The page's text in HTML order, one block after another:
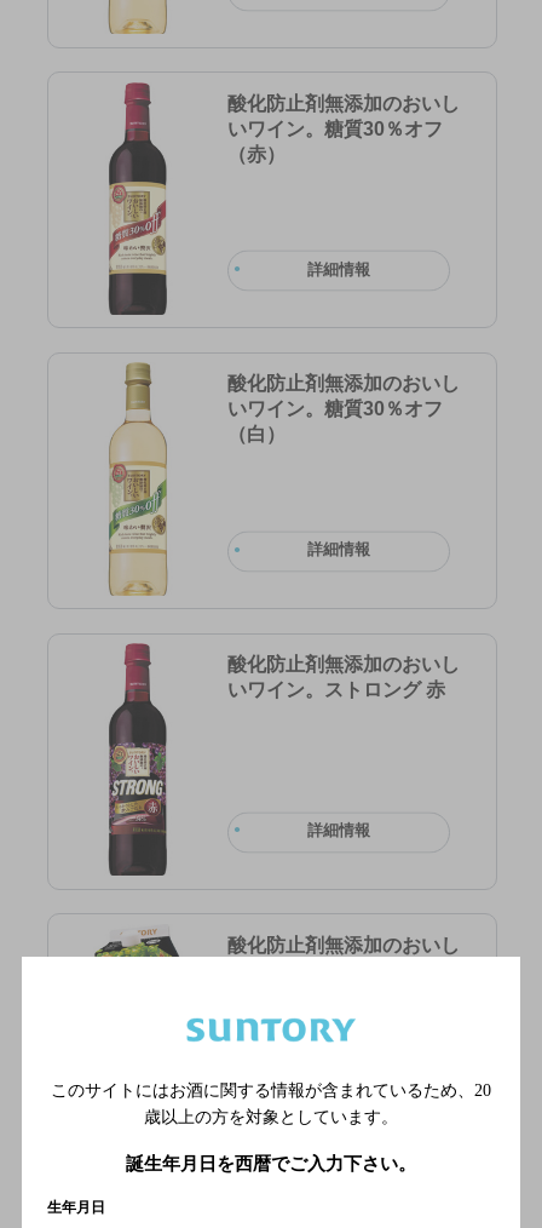
酸化防止剤無添加のおいし
いワイン。糖質30％オフ
（赤）
詳細情報
酸化防止剤無添加のおいし
いワイン。糖質30％オフ
（白）
詳細情報
酸化防止剤無添加のおいし
いワイン。ストロング 赤
詳細情報
酸化防止剤無添加のおいし
詳細情報
このサイトにはお酒に関する情報が含まれているため、 20
歳以上の方を対象としています。
誕生年月日を西暦でご入力下さい。
生年月日